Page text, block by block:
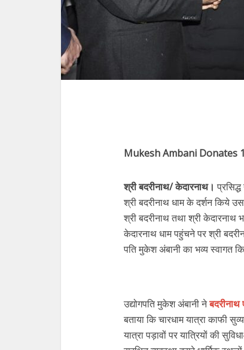
Mukesh Ambani Donates
श्री बदरीनाथ/ केदारनाथ।
श्री बदरीनाथ धाम के दर्शन किये
श्री बदरीनाथ तथा श्री केदारनाथ
केदारनाथ धाम पहुंचने पर श्री
पति मुकेश अंबानी का भव्य स्वागत
उद्योगपति मुकेश अंबानी ने
बताया कि चारधाम यात्रा काफी
यात्रा पड़ावों पर यात्रियों की